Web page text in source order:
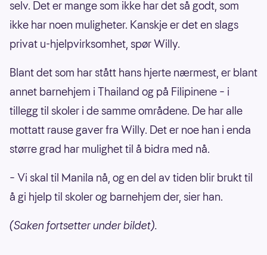
selv. Det er mange som ikke har det så godt, som
ikke har noen muligheter. Kanskje er det en slags
privat u-hjelpvirksomhet, spør Willy.
Blant det som har stått hans hjerte nærmest, er blant
annet barnehjem i Thailand og på Filipinene – i
tillegg til skoler i de samme områdene. De har alle
mottatt rause gaver fra Willy. Det er noe han i enda
større grad har mulighet til å bidra med nå.
– Vi skal til Manila nå, og en del av tiden blir brukt til
å gi hjelp til skoler og barnehjem der, sier han.
(Saken fortsetter under bildet).